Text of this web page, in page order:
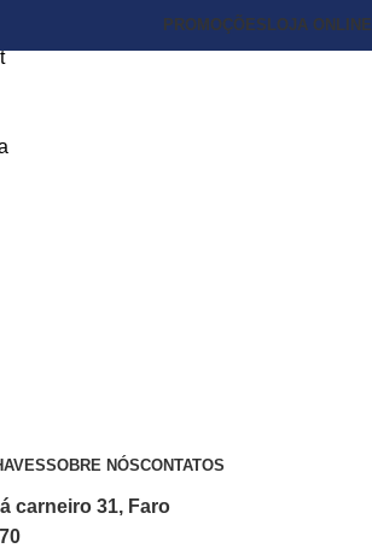
PROMOÇÕES LOJA ONLINE
SOBRE NÓSCONTATOS
carneiro 31, Faro